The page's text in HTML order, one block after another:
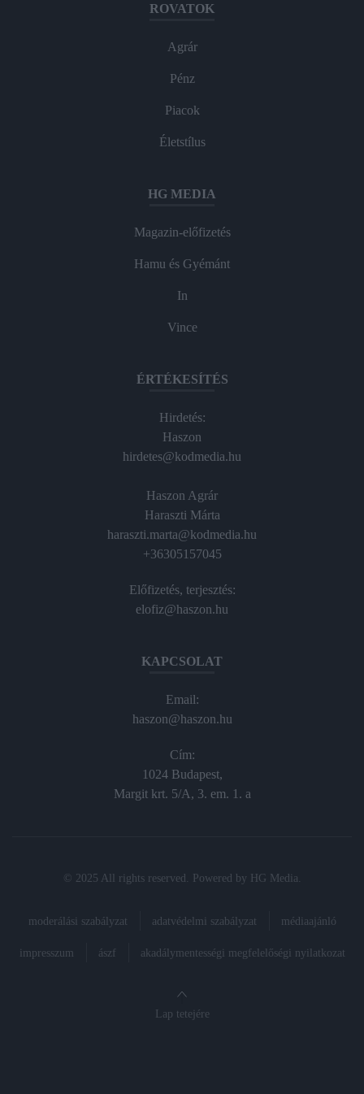
ROVATOK
Agrár
Pénz
Piacok
Életstílus
HG MEDIA
Magazin-előfizetés
Hamu és Gyémánt
In
Vince
ÉRTÉKESÍTÉS
Hirdetés:
Haszon
hirdetes@kodmedia.hu
Haszon Agrár
Haraszti Márta
haraszti.marta@kodmedia.hu
+36305157045
Előfizetés, terjesztés:
elofiz@haszon.hu
KAPCSOLAT
Email:
haszon@haszon.hu
Cím:
1024 Budapest,
Margit krt. 5/A, 3. em. 1. a
© 2025 All rights reserved. Powered by HG Media
moderálási szabályzat adatvédelmi szabályzat médiaajánló
impresszum ászf akadálymentességi megfelelőségi nyilatkozat
Lap tetejére